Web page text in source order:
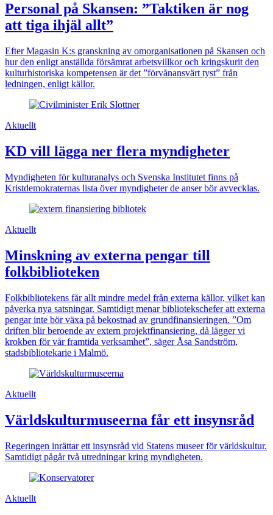
Personal på Skansen: ”Taktiken är nog
att tiga ihjäl allt”
Efter Magasin K:s granskning av omorganisationen på Skansen och
hur den enligt anställda försämrat arbetsvillkor och kringskurit den
kulturhistoriska kompetensen är det ”förvånansvärt tyst” från
ledningen, enligt källor.
Aktuellt
KD vill lägga ner flera myndigheter
Myndigheten för kulturanalys och Svenska Institutet finns på
Kristdemokraternas lista över myndigheter de anser bör avvecklas.
Aktuellt
Minskning av externa pengar till
folkbiblioteken
Folkbibliotekens får allt mindre medel från externa källor, vilket kan
påverka nya satsningar. Samtidigt menar bibliotekschefer att externa
pengar inte bör växa på bekostnad av grundfinansieringen. ”Om
driften blir beroende av extern projektfinansiering, då lägger vi
krokben för vår framtida verksamhet”, säger Åsa Sandström,
stadsbibliotekarie i Malmö.
Aktuellt
Världskulturmuseerna får ett insynsråd
Regeringen inrättar ett insynsråd vid Statens museer för världskultur.
Samtidigt pågår två utredningar kring myndigheten.
Aktuellt